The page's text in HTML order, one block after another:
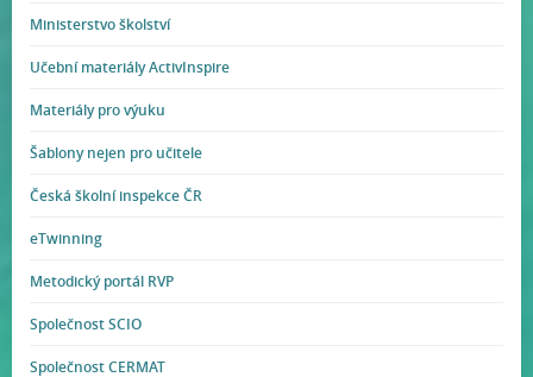
Ministerstvo školství
Učební materiály ActivInspire
Materiály pro výuku
Šablony nejen pro učitele
Česká školní inspekce ČR
eTwinning
Metodický portál RVP
Společnost SCIO
Společnost CERMAT